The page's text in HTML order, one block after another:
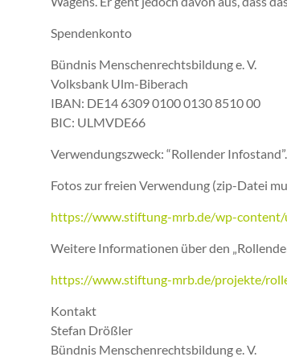
Spendenkonto
Bündnis Menschenrechtsbildung e. V.
Volksbank Ulm-Biberach
IBAN: DE14 6309 0100 0130 8510 00
BIC: ULMVDE66
Verwendungszweck: “Rollender Infostand”.
Fotos zur freien Verwendung (zip-Datei
https://www.stiftung-mrb.de/wp-
Weitere Informationen über den
https://www.stiftung-mrb.de/projekte/
Kontakt
Stefan Drößler
Bündnis Menschenrechtsbildung e. V.